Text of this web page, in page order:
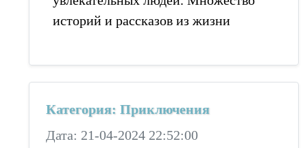
историй и рассказов из жизни
Категория: Приключения
Дата: 21-04-2024 22:52:00